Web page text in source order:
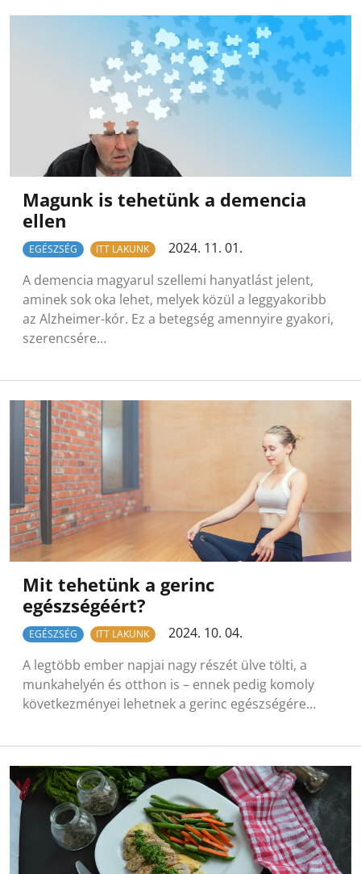
Magunk is tehetünk a demencia
ellen
EGÉSZSÉG ITT LAKUNK
2024. 11. 01.
A demencia magyarul szellemi hanyatlást jelent,
aminek sok oka lehet, melyek közül a leggyakoribb
az Alzheimer-kór. Ez a betegség amennyire gyakori,
szerencsére…
Mit tehetünk a gerinc
egészségéért?
EGÉSZSÉG ITT LAKUNK
2024. 10. 04.
A legtöbb ember napjai nagy részét ülve tölti, a
munkahelyén és otthon is – ennek pedig komoly
következményei lehetnek a gerinc egészségére…